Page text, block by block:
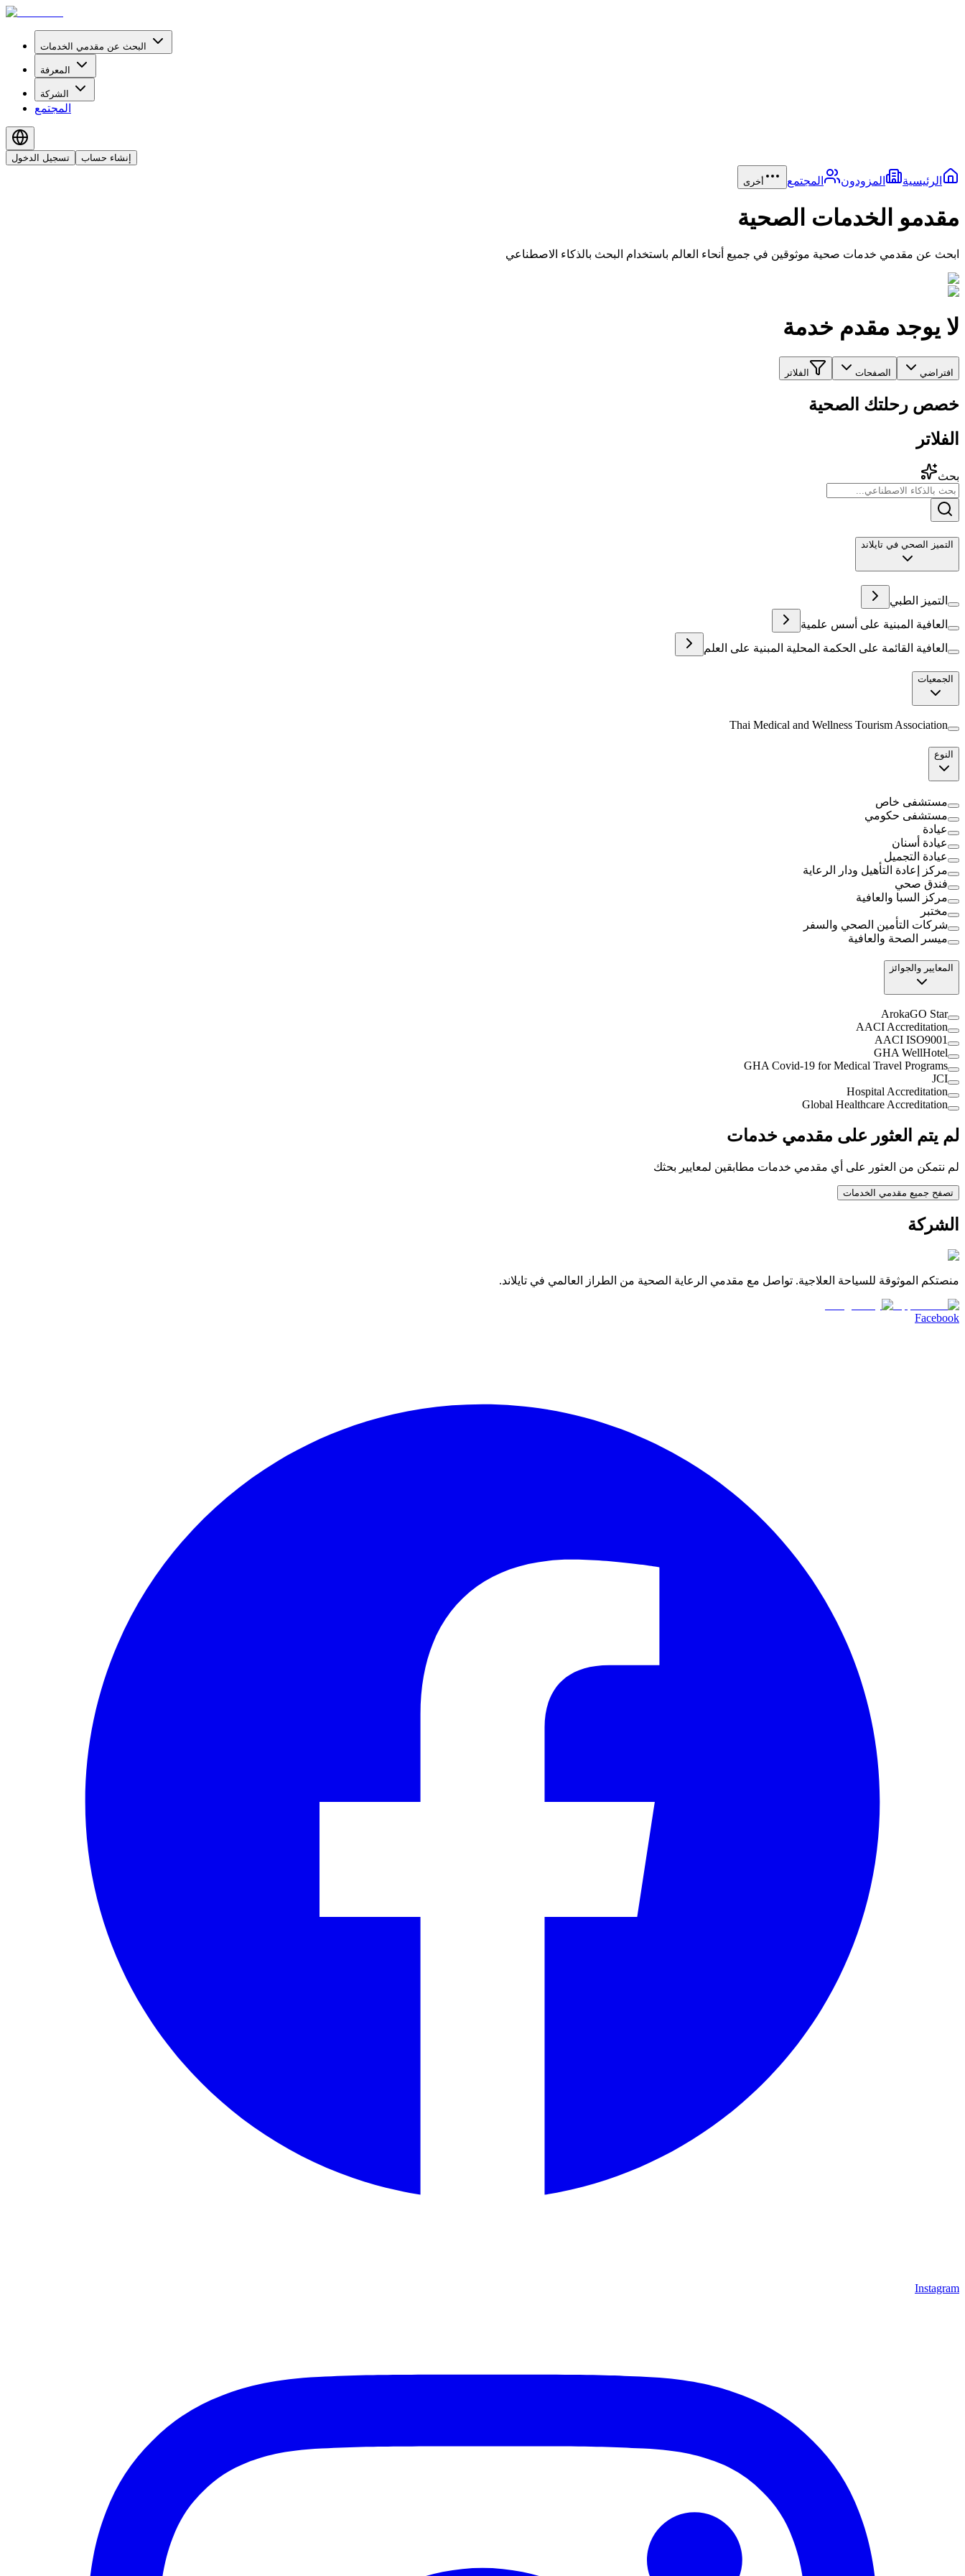
البحث عن مقدمي الخدمات
المعرفة
الشركة
المجتمع
تسجيل الدخول إنشاء حساب
الرئيسية المزودون المجتمع أخرى
مقدمو الخدمات الصحية
ابحث عن مقدمي خدمات صحية موثوقين في جميع أنحاء العالم باستخدام البحث بالذكاء الاصطناعي
لا يوجد مقدم خدمة
افتراضي الصفحات الفلاتر
خصص رحلتك الصحية
الفلاتر
بحث
التميز الصحي في تايلاند
التميز الطبي
العافية المبنية على أسس علمية
العافية القائمة على الحكمة المحلية المبنية على العلم
الجمعيات
Thai Medical and Wellness Tourism Association
النوع
مستشفى خاص
مستشفى حكومي
عيادة
عيادة أسنان
عيادة التجميل
مركز إعادة التأهيل ودار الرعاية
فندق صحي
مركز السبا والعافية
مختبر
شركات التأمين الصحي والسفر
ميسر الصحة والعافية
المعايير والجوائز
ArokaGO Star
AACI Accreditation
AACI ISO9001
GHA WellHotel
GHA Covid-19 for Medical Travel Programs
JCI
Hospital Accreditation
Global Healthcare Accreditation
لم يتم العثور على مقدمي خدمات
لم نتمكن من العثور على أي مقدمي خدمات مطابقين لمعايير بحثك
تصفح جميع مقدمي الخدمات
الشركة
منصتكم الموثوقة للسياحة العلاجية. تواصل مع مقدمي الرعاية الصحية من الطراز العالمي في تايلاند.
Facebook
Instagram